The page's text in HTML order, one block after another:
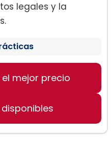
legales y la
para
varios
mejor precio